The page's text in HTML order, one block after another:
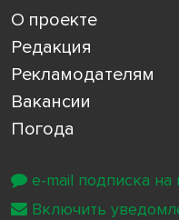
О проекте
Редакция
Рекламодателям
Вакансии
Погода
e-mail подписка на
Включить